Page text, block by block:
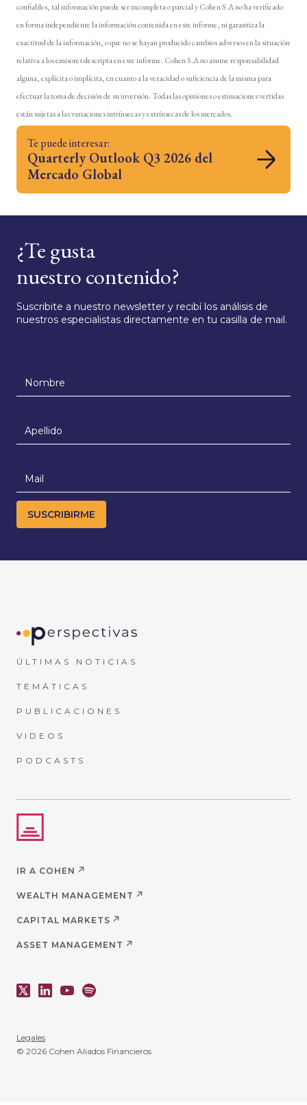
confiables, tal información puede ser incompleta o parcial y Cohen S.A no ha verificado
en forma independiente la información contenida en este informe, ni garantiza la
exactitud de la información, o que no se hayan producido cambios adversos en la situación
relativa a los emisores descripta en este informe. Cohen S.A no asume responsabilidad
alguna, explícita o implícita, en cuanto a la veracidad o suficiencia de la misma para
efectuar la toma de decisión de su inversión. Todas las opiniones o estimaciones vertidas
están sujetas a las variaciones intrínsecas y extrínsecas de los mercados.
Te puede interesar:
Quarterly Outlook Q3 2026 del
Mercado Global
¿Te gusta
nuestro contenido?
Suscribite a nuestro newsletter y recibí los análisis de
nuestros especialistas directamente en tu casilla de mail.
ÚLTIMAS NOTICIAS
TEMÁTICAS
PUBLICACIONES
VIDEOS
PODCASTS
IR A COHEN
WEALTH MANAGEMENT
CAPITAL MARKETS
ASSET MANAGEMENT
Legales
© 2026 Cohen Aliados Financieros